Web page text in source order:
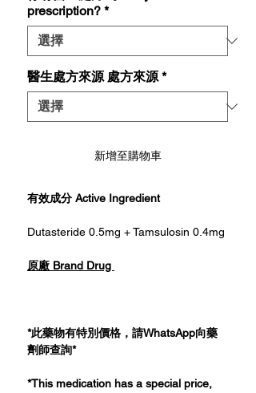
prescription? *
醫生處方來源 處方來源 *
新增至購物車
有效成分 Active Ingredient
Dutasteride 0.5mg + Tamsulosin 0.4mg
原廠 Brand Drug
*此藥物有特別價格，請WhatsApp向藥
劑師查詢*
*This medication has a special price,